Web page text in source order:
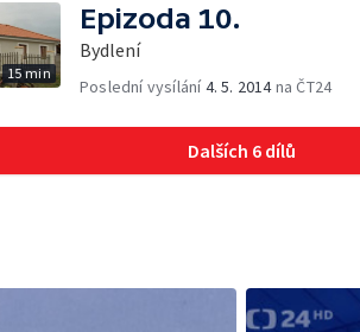
15 min
Epizoda 10.
Bydlení
Poslední vysílání4. 5. 2014na ČT24
Dalších 6 dílů